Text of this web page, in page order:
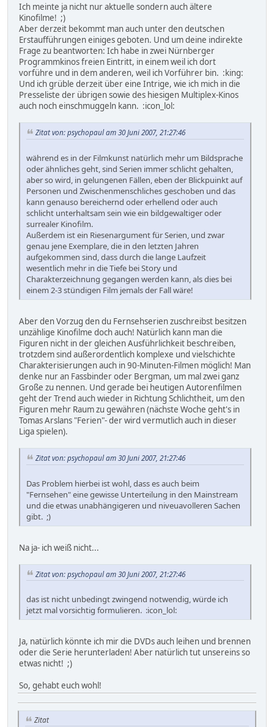
Ich meinte ja nicht nur aktuelle sondern auch ältere
Kinofilme! ;)
Aber derzeit bekommt man auch unter den deutschen
Erstaufführungen einiges geboten. Und um deine indirekte
Frage zu beantworten: Ich habe in zwei Nürnberger
Programmkinos freien Eintritt, in einem weil ich dort
vorführe und in dem anderen, weil ich Vorführer bin. :king:
Und ich grüble derzeit über eine Intrige, wie ich mich in die
Presseliste der übrigen sowie des hiesigen Multiplex-Kinos
auch noch einschmuggeln kann. :icon_lol:
Zitat von: psychopaul am 30 Juni 2007, 21:27:46
während es in der Filmkunst natürlich mehr um Bildsprache
oder ähnliches geht, sind Serien immer schlicht gehalten,
aber so wird, in gelungenen Fällen, eben der Blickpuinkt auf
Personen und Zwischenmenschliches geschoben und das
kann genauso bereichernd oder erhellend oder auch
schlicht unterhaltsam sein wie ein bildgewaltiger oder
surrealer Kinofilm.
Außerdem ist ein Riesenargument für Serien, und zwar
genau jene Exemplare, die in den letzten Jahren
aufgekommen sind, dass durch die lange Laufzeit
wesentlich mehr in die Tiefe bei Story und
Charakterzeichnung gegangen werden kann, als dies bei
einem 2-3 stündigen Film jemals der Fall wäre!
Aber den Vorzug den du Fernsehserien zuschreibst besitzen
unzählige Kinofilme doch auch! Natürlich kann man die
Figuren nicht in der gleichen Ausführlichkeit beschreiben,
trotzdem sind außerordentlich komplexe und vielschichte
Charakterisierungen auch in 90-Minuten-Filmen möglich! Man
denke nur an Fassbinder oder Bergman, um mal zwei ganz
Große zu nennen. Und gerade bei heutigen Autorenfilmen
geht der Trend auch wieder in Richtung Schlichtheit, um den
Figuren mehr Raum zu gewähren (nächste Woche geht's in
Tomas Arslans "Ferien"- der wird vermutlich auch in dieser
Liga spielen).
Zitat von: psychopaul am 30 Juni 2007, 21:27:46
Das Problem hierbei ist wohl, dass es auch beim
"Fernsehen" eine gewisse Unterteilung in den Mainstream
und die etwas unabhängigeren und niveuavolleren Sachen
gibt. ;)
Na ja- ich weiß nicht...
Zitat von: psychopaul am 30 Juni 2007, 21:27:46
das ist nicht unbedingt zwingend notwendig, würde ich
jetzt mal vorsichtig formulieren. :icon_lol:
Ja, natürlich könnte ich mir die DVDs auch leihen und brennen
oder die Serie herunterladen! Aber natürlich tut unsereins so
etwas nicht! ;)
So, gehabt euch wohl!
Zitat